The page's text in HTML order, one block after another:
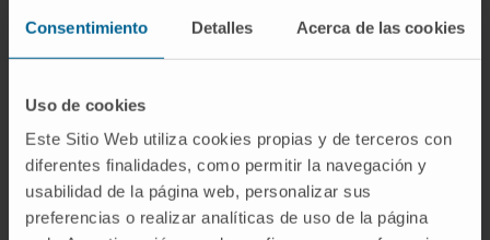
Consentimiento Detalles Acerca de las cookies
Uso de cookies
Este Sitio Web utiliza cookies propias y de terceros con
diferentes finalidades, como permitir la navegación y
usabilidad de la página web, personalizar sus
preferencias o realizar analíticas de uso de la página
Para mantener la salud de lasnarinas:
Mantenga una buena higiene nasal utilizando
solución salina si es necesario.
Evite la exposición prolongada a ambientes
contaminados o secos.
Consulte a un médico en caso de síntomas